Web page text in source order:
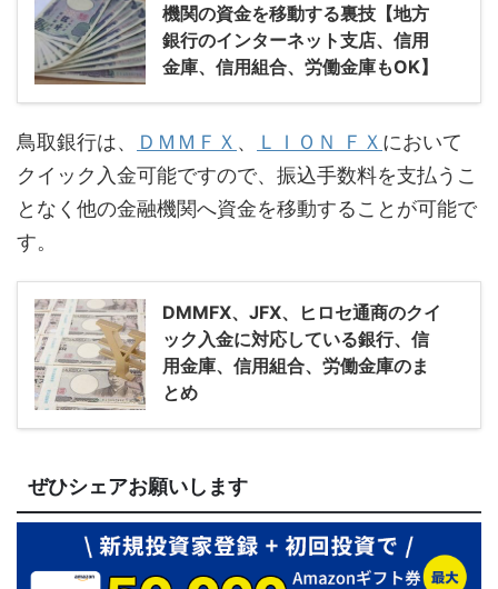
機関の資金を移動する裏技【地方
銀行のインターネット支店、信用
金庫、信用組合、労働金庫もOK】
鳥取銀行は、 ＤＭＭＦＸ 、 ＬＩＯＮ ＦＸ において
クイック入金可能ですので、振込手数料を支払うこ
となく他の金融機関へ資金を移動することが可能で
す。
DMMFX、JFX、ヒロセ通商のクイ
ック入金に対応している銀行、信
用金庫、信用組合、労働金庫のま
とめ
ぜひシェアお願いします